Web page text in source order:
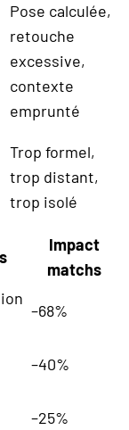
Pose calculée,
retouche
excessive,
contexte
emprunté
Trop formel,
trop distant,
trop isolé
Impact
matchs
–68%
–40%
–25%